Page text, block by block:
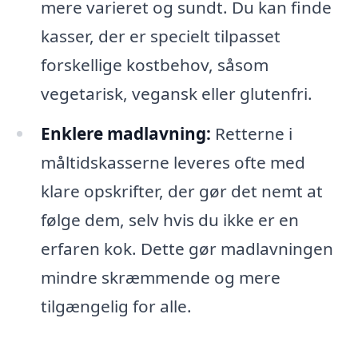
mere varieret og sundt. Du kan finde
kasser, der er specielt tilpasset
forskellige kostbehov, såsom
vegetarisk, vegansk eller glutenfri.
Enklere madlavning: Retterne i
måltidskasserne leveres ofte med
klare opskrifter, der gør det nemt at
følge dem, selv hvis du ikke er en
erfaren kok. Dette gør madlavningen
mindre skræmmende og mere
tilgængelig for alle.